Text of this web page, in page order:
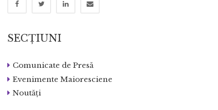
SECȚIUNI
Comunicate de Presă
Evenimente Maioresciene
Noutăți